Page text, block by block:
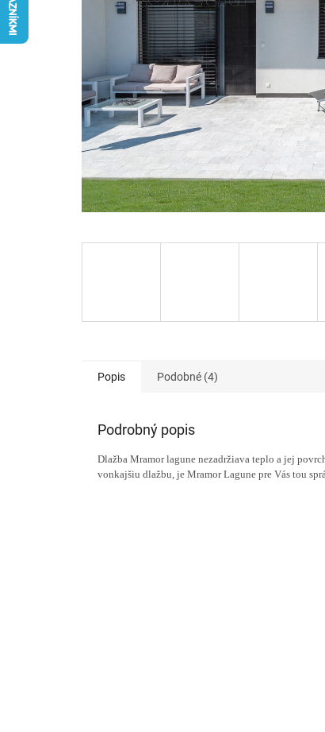
Popis Podobné (4)
Podrobný popis
Dlažba Mramor lagune nezadržiava teplo a jej
vonkajšiu dlažbu, je Mramor Lagune pre Vás tou